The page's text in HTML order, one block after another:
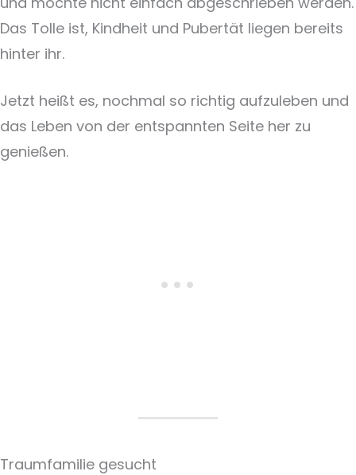
Das Tolle ist, Kindheit und Pubertät liegen bereits
hinter ihr.
Jetzt heißt es, nochmal so richtig aufzuleben und
das Leben von der entspannten Seite her zu
genießen.
Traumfamilie gesucht